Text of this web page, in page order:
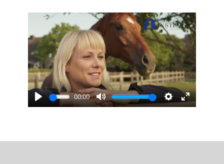
Play
00:00
Mute Settings
Enter